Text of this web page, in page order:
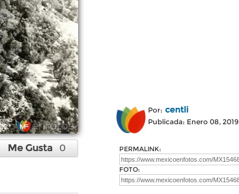
Me Gusta 0
Por: centli
Publicada: Enero 08, 2019
PERMALINK:
FOTO: